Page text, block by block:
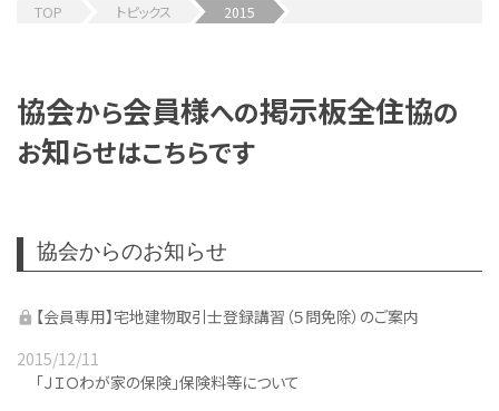
TOP トピックス 2015
協会から会員様への掲示板全住協の
お知らせはこちらです
協会からのお知らせ
【会員専用】宅地建物取引士登録講習（５問免除）のご案内
2015/12/11
「ＪＩＯわが家の保険」保険料等について